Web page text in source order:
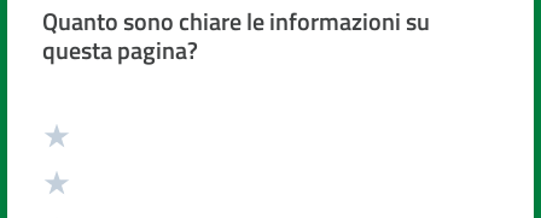
Quanto sono chiare le informazioni su
questa pagina?